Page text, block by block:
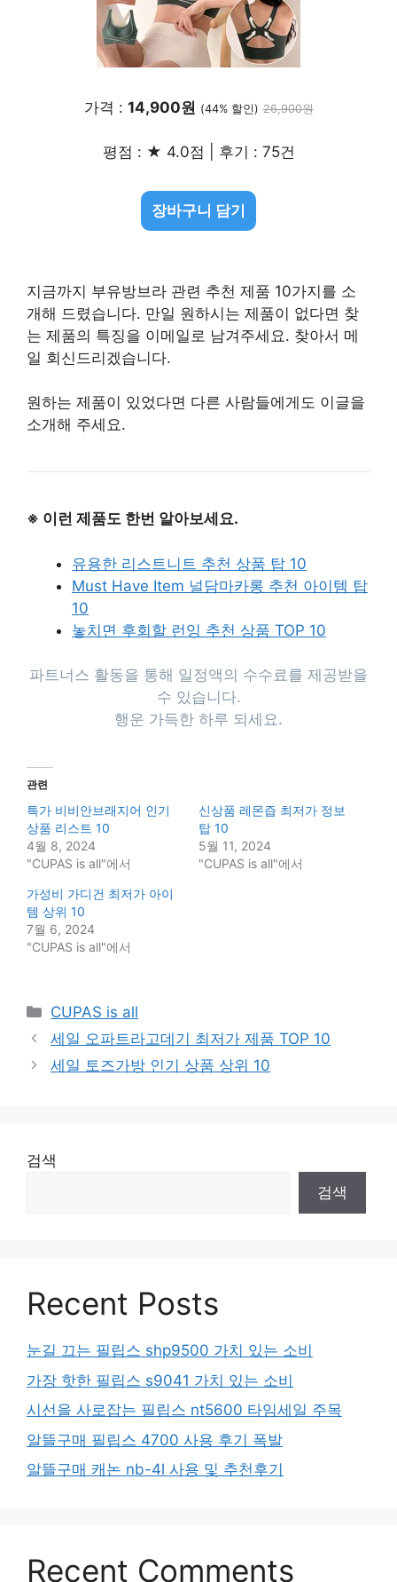
가격 : 14,900원 (44% 할인) 26,900원
평점 : ★ 4.0점 | 후기 : 75건
장바구니 담기
지금까지 부유방브라 관련 추천 제품 10가지를 소
개해 드렸습니다. 만일 원하시는 제품이 없다면 찾
는 제품의 특징을 이메일로 남겨주세요. 찾아서 메
일 회신드리겠습니다.
원하는 제품이 있었다면 다른 사람들에게도 이글을
소개해 주세요.
※ 이런 제품도 한번 알아보세요.
유용한 리스트니트 추천 상품 탑 10
Must Have Item 널담마카롱 추천 아이템 탑
10
놓치면 후회할 런잉 추천 상품 TOP 10
파트너스 활동을 통해 일정액의 수수료를 제공받을
수 있습니다.
행운 가득한 하루 되세요.
관련
특가 비비안브래지어 인기
상품 리스트 10
4월 8, 2024
"CUPAS is all"에서
신상품 레몬즙 최저가 정보
탑 10
5월 11, 2024
"CUPAS is all"에서
가성비 가디건 최저가 아이
템 상위 10
7월 6, 2024
"CUPAS is all"에서
Categories
CUPAS is all
세일 오파트라고데기 최저가 제품 TOP 10
세일 토즈가방 인기 상품 상위 10
검색
검색
Recent Posts
눈길 끄는 필립스 shp9500 가치 있는 소비
가장 핫한 필립스 s9041 가치 있는 소비
시선을 사로잡는 필립스 nt5600 타임세일 주목
알뜰구매 필립스 4700 사용 후기 폭발
알뜰구매 캐논 nb-4l 사용 및 추천후기
Recent Comments